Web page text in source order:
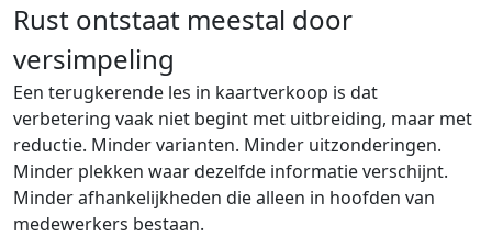
Rust ontstaat meestal door
versimpeling
Een terugkerende les in kaartverkoop is dat
verbetering vaak niet begint met uitbreiding, maar met
reductie. Minder varianten. Minder uitzonderingen.
Minder plekken waar dezelfde informatie verschijnt.
Minder afhankelijkheden die alleen in hoofden van
medewerkers bestaan.